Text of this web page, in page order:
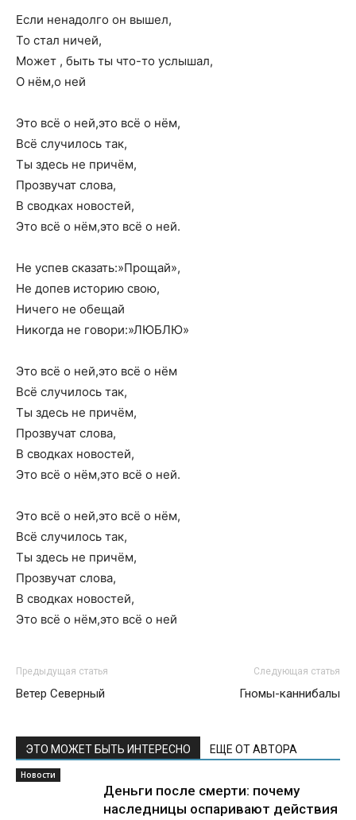
Если ненадолго он вышел,
То стал ничей,
Может , быть ты что-то услышал,
О нём,о ней
Это всё о ней,это всё о нём,
Всё случилось так,
Ты здесь не причём,
Прозвучат слова,
В сводках новостей,
Это всё о нём,это всё о ней.
Не успев сказать:»Прощай»,
Не допев историю свою,
Ничего не обещай
Никогда не говори:»ЛЮБЛЮ»
Это всё о ней,это всё о нём
Всё случилось так,
Ты здесь не причём,
Прозвучат слова,
В сводках новостей,
Это всё о нём,это всё о ней.
Это всё о ней,это всё о нём,
Всё случилось так,
Ты здесь не причём,
Прозвучат слова,
В сводках новостей,
Это всё о нём,это всё о ней
Предыдущая статья
Ветер Северный
Следующая статья
Гномы-каннибалы
ЭТО МОЖЕТ БЫТЬ ИНТЕРЕСНО ЕЩЕ ОТ АВТОРА
Новости
Деньги после смерти: почему
наследницы оспаривают действия